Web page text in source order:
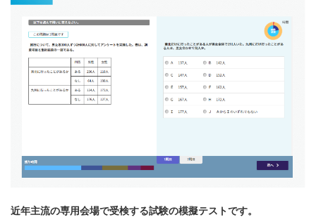
近年主流の専用会場で受検する試験の模擬テストです。